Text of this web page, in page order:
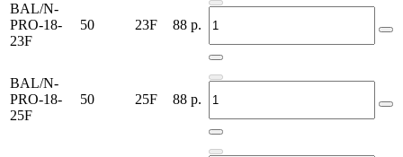
BAL/N-
PRO-18-
23F
50 23F 88 р.
BAL/N-
PRO-18-
25F
50 25F 88 р.